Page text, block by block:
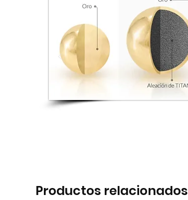
Productos relacionados